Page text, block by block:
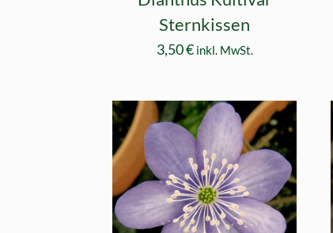
Sternkissen
3,50€ inkl. MwSt.